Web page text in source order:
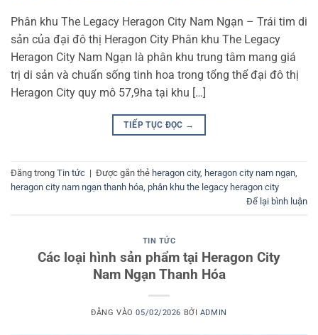
Phân khu The Legacy Heragon City Nam Ngạn – Trái tim di
sản của đại đô thị Heragon City Phân khu The Legacy
Heragon City Nam Ngạn là phân khu trung tâm mang giá
trị di sản và chuẩn sống tinh hoa trong tổng thể đại đô thị
Heragon City quy mô 57,9ha tại khu […]
TIẾP TỤC ĐỌC →
Đăng trong Tin tức | Được gắn thẻ heragon city, heragon city nam ngạn,
heragon city nam ngạn thanh hóa, phân khu the legacy heragon city
Để lại bình luận
TIN TỨC
Các loại hình sản phẩm tại Heragon City
Nam Ngạn Thanh Hóa
ĐĂNG VÀO05/02/2026 BỞI ADMIN